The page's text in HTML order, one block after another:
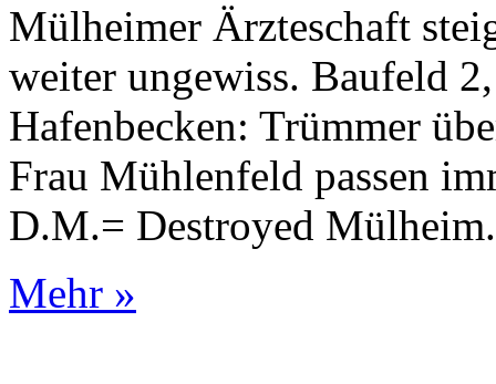
Mülheimer Ärzteschaft
weiter ungewiss. Baufeld
Hafenbecken: Trümmer
Frau Mühlenfeld passen
D.M.= Destroyed Mülheim.
Mehr »